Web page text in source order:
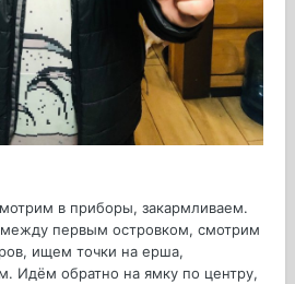
в приборы, закармливаем.
между первым островком, смотрим
ищем точки на ерша,
Идём обратно на ямку по центру,